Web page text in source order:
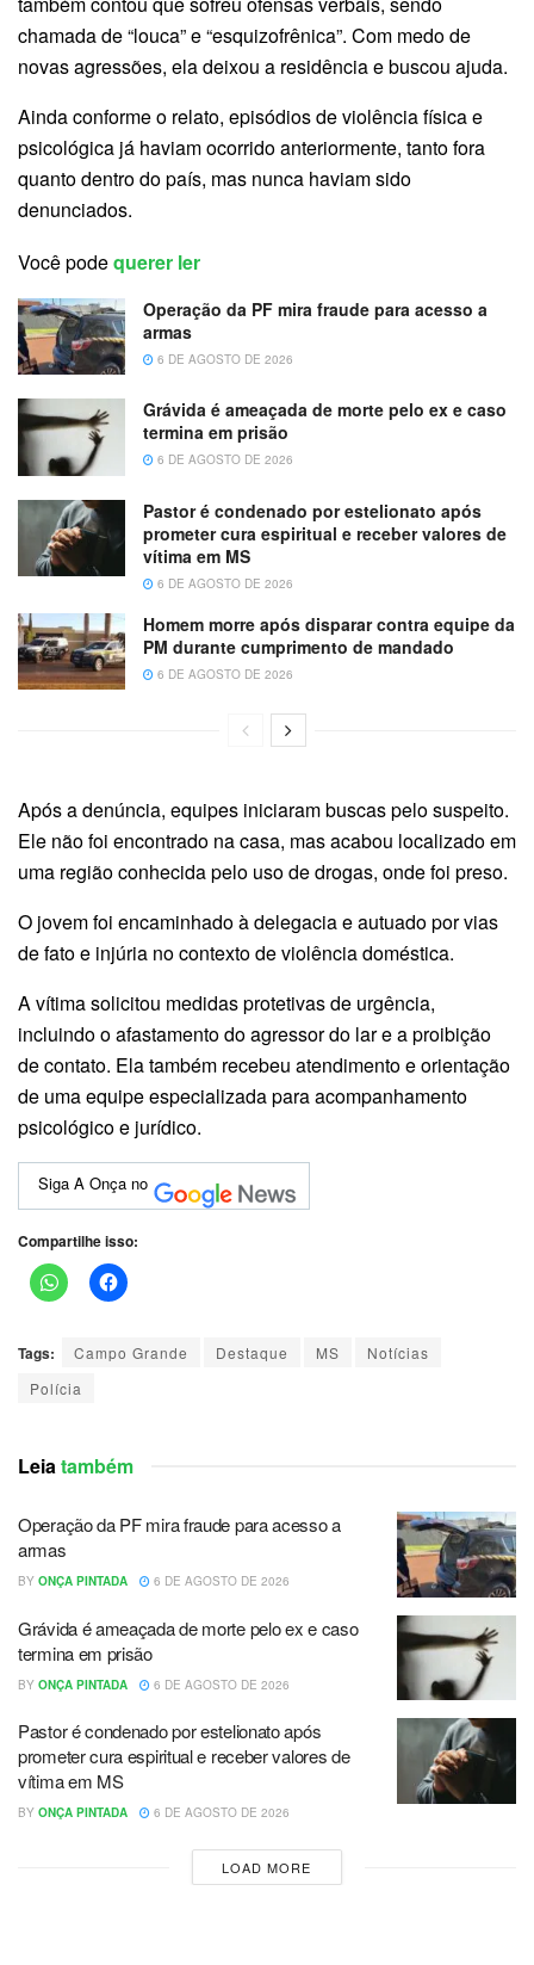
chamada de “louca” e “esquizofrênica”. Com medo de
novas agressões, ela deixou a residência e buscou ajuda.
Ainda conforme o relato, episódios de violência física e
psicológica já haviam ocorrido anteriormente, tanto fora
quanto dentro do país, mas nunca haviam sido
denunciados.
Você podequerer ler
Operação da PF mira fraude para acesso a
armas
6 DE AGOSTO DE 2026
Grávida é ameaçada de morte pelo ex e caso
termina em prisão
6 DE AGOSTO DE 2026
Pastor é condenado por estelionato após
prometer cura espiritual e receber valores de
vítima em MS
6 DE AGOSTO DE 2026
Homem morre após disparar contra equipe da
PM durante cumprimento de mandado
6 DE AGOSTO DE 2026
Após a denúncia, equipes iniciaram buscas pelo suspeito.
Ele não foi encontrado na casa, mas acabou localizado em
uma região conhecida pelo uso de drogas, onde foi preso.
O jovem foi encaminhado à delegacia e autuado por vias
de fato e injúria no contexto de violência doméstica.
A vítima solicitou medidas protetivas de urgência,
incluindo o afastamento do agressor do lar e a proibição
de contato. Ela também recebeu atendimento e orientação
de uma equipe especializada para acompanhamento
psicológico e jurídico.
Siga A Onça no
Compartilhe isso:
Tags: Campo Grande Destaque MS
Notícias
Polícia
Leiatambém
Operação da PF mira fraude para acesso a
armas
BY ONÇA PINTADA 6 DE AGOSTO DE 2026
Grávida é ameaçada de morte pelo ex e caso
termina em prisão
BY ONÇA PINTADA 6 DE AGOSTO DE 2026
Pastor é condenado por estelionato após
prometer cura espiritual e receber valores de
vítima em MS
BY ONÇA PINTADA 6 DE AGOSTO DE 2026
LOAD MORE